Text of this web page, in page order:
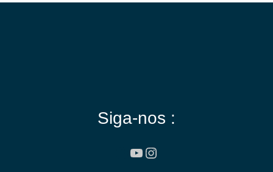
Siga-nos :
Facebook
Youtube
Instagram